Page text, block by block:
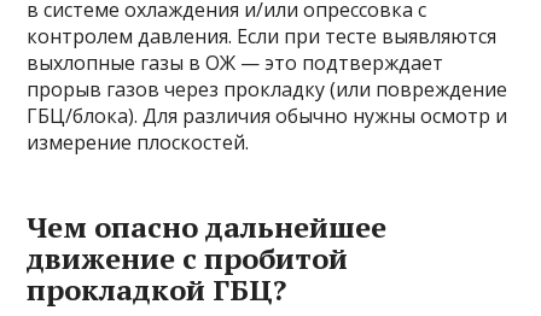
в системе охлаждения и/или опрессовка с
контролем давления. Если при тесте выявляются
выхлопные газы в ОЖ — это подтверждает
прорыв газов через прокладку (или повреждение
ГБЦ/блока). Для различия обычно нужны осмотр и
измерение плоскостей.
Чем опасно дальнейшее
движение с пробитой
прокладкой ГБЦ?